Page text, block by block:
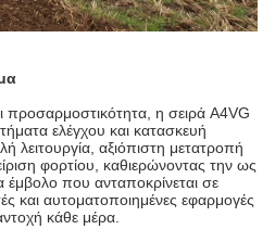
προσαρμοστικότητα, η σειρά A4VG
ελέγχου και κατασκευή
λειτουργία, αξιόπιστη μετατροπή
φορτίου, καθιερώνοντας την ως
έμβολο που ανταποκρίνεται σε
και αυτοματοποιημένες εφαρμογές
κάθε μέρα.